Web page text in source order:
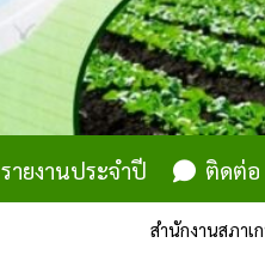
รายงานประจำปี ติดต่อ
สำนักงานสภาเกษตรกรจังห